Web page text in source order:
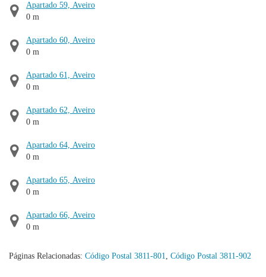
Apartado 59, Aveiro
0 m
Apartado 60, Aveiro
0 m
Apartado 61, Aveiro
0 m
Apartado 62, Aveiro
0 m
Apartado 64, Aveiro
0 m
Apartado 65, Aveiro
0 m
Apartado 66, Aveiro
0 m
Páginas Relacionadas: Código Postal 3811-801, Código Postal 3811-902